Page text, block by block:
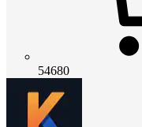
54680